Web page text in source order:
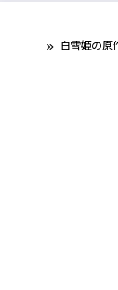
白雪姫の原